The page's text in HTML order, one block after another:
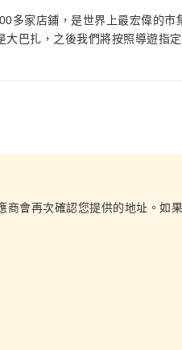
多家店鋪，是世界上最宏偉的
巴扎，之後我們將按照導遊指
商會再次確認您提供的地址。如